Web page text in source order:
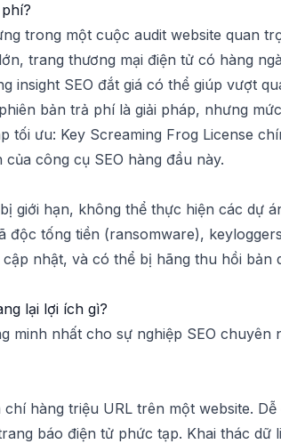
trong một cuộc audit website quan
trang thương mại điện tử có hàng
insight SEO đắt giá có thể giúp vượt
bản trả phí là giải pháp, nhưng
tối ưu: Key Screaming Frog License
công cụ SEO hàng đầu này.
giới hạn, không thể thực hiện các dự
tống tiền (ransomware),
nhật, và có thể bị hãng thu hồi bản
lại lợi ích gì?
nhất cho sự nghiệp SEO chuyên
hàng triệu URL trên một website.
báo điện tử phức tạp. Khai thác dữ